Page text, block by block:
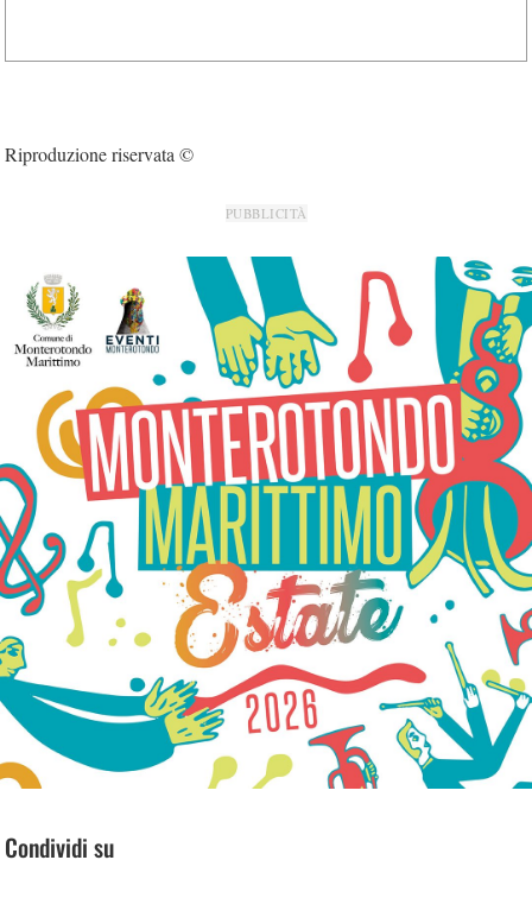
Riproduzione riservata ©
PUBBLICITÀ
Condividi su